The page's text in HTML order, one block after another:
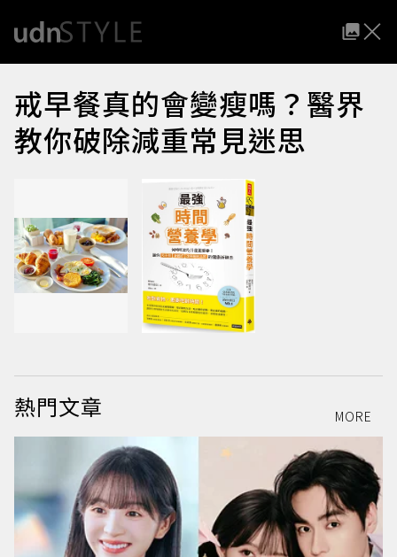
戒早餐真的會變瘦嗎？醫界
教你破除減重常見迷思
熱門文章 MORE